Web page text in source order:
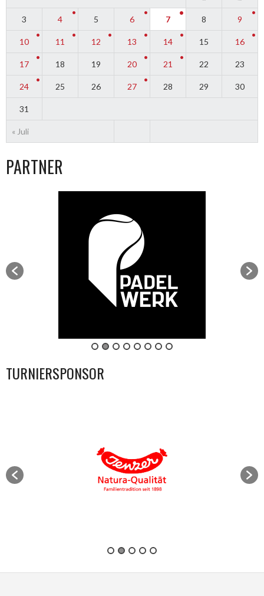
« Juli
3 4 5 6 7 8 9
10 11 12 13 14 15 16
17 18 19 20 21 22 23
24 25 26 27 28 29 30
31
PARTNER
TURNIERSPONSOR